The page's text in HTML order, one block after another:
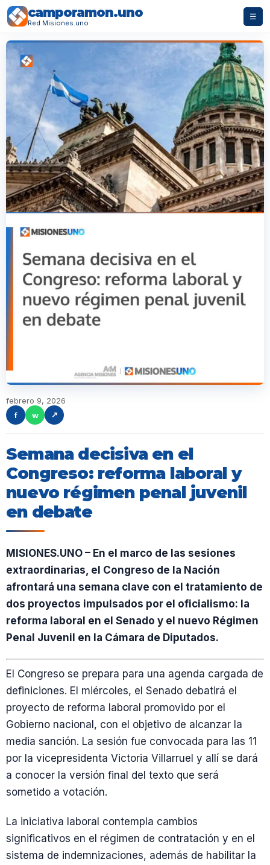
camporamon.uno
Red Misiones.uno
☰
febrero 9, 2026
f
w ↗
Semana decisiva en el
Congreso: reforma laboral y
nuevo régimen penal juvenil
en debate
MISIONES.UNO – En el marco de las sesiones
extraordinarias, el Congreso de la Nación
afrontará una semana clave con el tratamiento de
dos proyectos impulsados por el oficialismo: la
reforma laboral en el Senado y el nuevo Régimen
Penal Juvenil en la Cámara de Diputados.
El Congreso se prepara para una agenda cargada de
definiciones. El miércoles, el Senado debatirá el
proyecto de reforma laboral promovido por el
Gobierno nacional, con el objetivo de alcanzar la
media sanción. La sesión fue convocada para las 11
por la vicepresidenta Victoria Villarruel y allí se dará
a conocer la versión final del texto que será
sometido a votación.
La iniciativa laboral contempla cambios
significativos en el régimen de contratación y en el
sistema de indemnizaciones, además de habilitar la